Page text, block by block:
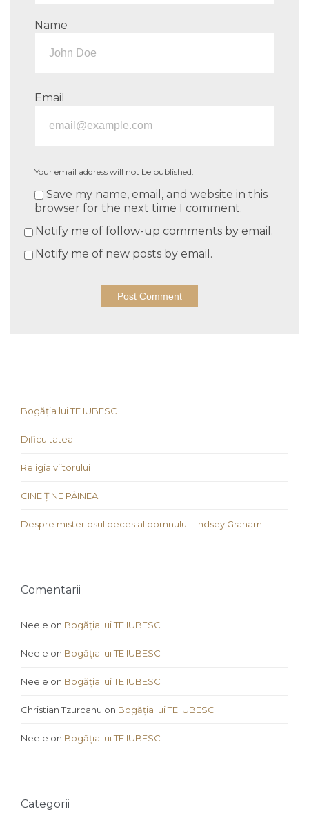
Name
Email
Your email address will not be published.
Save my name, email, and website in this
browser for the next time I comment.
Notify me of follow-up comments by email.
Notify me of new posts by email.
Bogăția lui TE IUBESC
Dificultatea
Religia viitorului
CINE ȚINE PÂINEA
Despre misteriosul deces al domnului Lindsey Graham
Comentarii
Neele on Bogăția lui TE IUBESC
Neele on Bogăția lui TE IUBESC
Neele on Bogăția lui TE IUBESC
Christian Tzurcanu on Bogăția lui TE IUBESC
Neele on Bogăția lui TE IUBESC
Categorii